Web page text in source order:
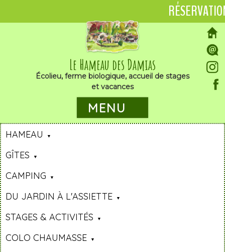
Le Hameau des Damias
Écolieu, ferme biologique, accueil de stages
et vacances
MENU
HAMEAU
GÎTES
CAMPING
DU JARDIN À L'ASSIETTE
STAGES & ACTIVITÉS
COLO CHAUMASSE